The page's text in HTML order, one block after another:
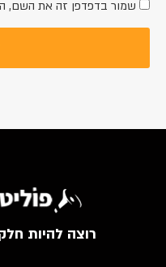
שמור בדפדפן זה את השם,
רוצה להיות